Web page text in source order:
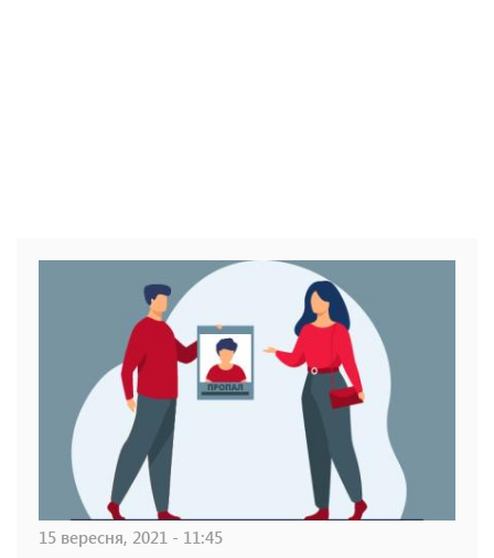
15 вересня, 2021 - 11:45